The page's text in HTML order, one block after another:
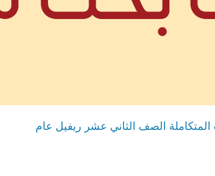
المتكاملة الصف الثاني عشر ريفيل عام